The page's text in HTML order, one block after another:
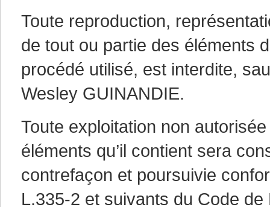
Toute reproduction,
de tout ou partie des éléments
procédé utilisé, est interdite,
Wesley GUINANDIE.
Toute exploitation non
éléments qu’il contient sera
contrefaçon et poursuivie
L.335-2 et suivants du Code